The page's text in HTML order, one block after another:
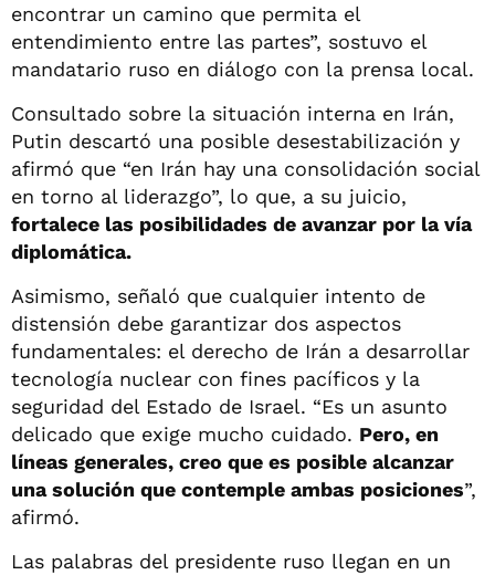
encontrar un camino que permita el
entendimiento entre las partes”, sostuvo el
mandatario ruso en diálogo con la prensa local.
Consultado sobre la situación interna en Irán,
Putin descartó una posible desestabilización y
afirmó que “en Irán hay una consolidación social
en torno al liderazgo”, lo que, a su juicio,
fortalece las posibilidades de avanzar por la vía
diplomática.
Asimismo, señaló que cualquier intento de
distensión debe garantizar dos aspectos
fundamentales: el derecho de Irán a desarrollar
tecnología nuclear con fines pacíficos y la
seguridad del Estado de Israel. “Es un asunto
delicado que exige mucho cuidado. Pero, en
líneas generales, creo que es posible alcanzar
una solución que contemple ambas posiciones”,
afirmó.
Las palabras del presidente ruso llegan en un